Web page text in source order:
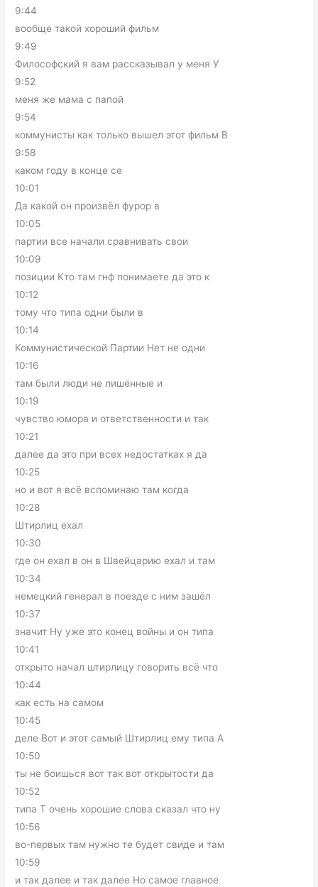
9:44
вообще такой хороший фильм
9:49
Философский я вам рассказывал у меня У
9:52
меня же мама с папой
9:54
коммунисты как только вышел этот фильм В
9:58
каком году в конце се
10:01
Да какой он произвёл фурор в
10:05
партии все начали сравнивать свои
10:09
позиции Кто там гнф понимаете да это к
10:12
тому что типа одни были в
10:14
Коммунистической Партии Нет не одни
10:16
там были люди не лишённые и
10:19
чувство юмора и ответственности и так
10:21
далее да это при всех недостатках я да
10:25
но и вот я всё вспоминаю там когда
10:28
Штирлиц ехал
10:30
где он ехал в он в Швейцарию ехал и там
10:34
немецкий генерал в поезде с ним зашёл
10:37
значит Ну уже это конец войны и он типа
10:41
открыто начал штирлицу говорить всё что
10:44
как есть на самом
10:45
деле Вот и этот самый Штирлиц ему типа А
10:50
ты не боишься вот так вот открытости да
10:52
типа Т очень хорошие слова сказал что ну
10:56
во-первых там нужно те будет свиде и там
10:59
и так далее и так далее Но самое главное